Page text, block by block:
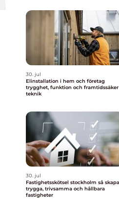
30. jul
Elinstallation i hem och företag
trygghet, funktion och framtidssäker
teknik
30. jul
Fastighetsskötsel stockholm så skapas
trygga, trivsamma och hållbara
fastigheter